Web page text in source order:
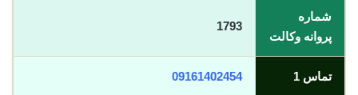
شماره
پروانه وکالت
1793
تماس 1 09161402454